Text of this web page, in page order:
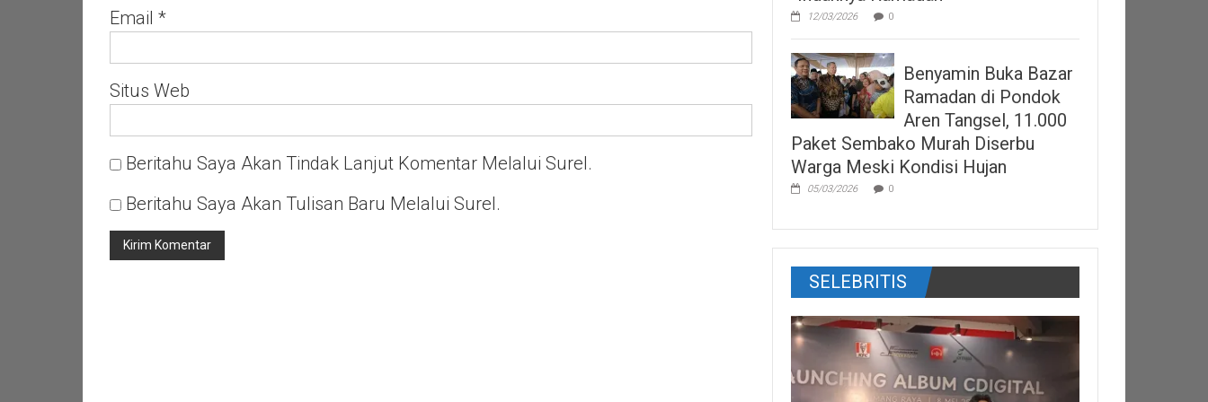
Email *
Situs Web
Beritahu Saya Akan Tindak Lanjut Komentar Melalui Surel.
Beritahu Saya Akan Tulisan Baru Melalui Surel.
12/03/2026 0
Benyamin Buka Bazar
Ramadan di Pondok
Aren Tangsel, 11.000
Paket Sembako Murah Diserbu
Warga Meski Kondisi Hujan
05/03/2026 0
SELEBRITIS